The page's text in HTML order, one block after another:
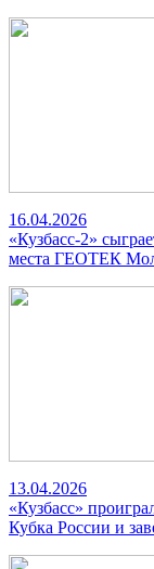
16.04.2026
«Кузбасс-2»
места ГЕОТЕК
13.04.2026
«Кузбасс»
Кубка России и